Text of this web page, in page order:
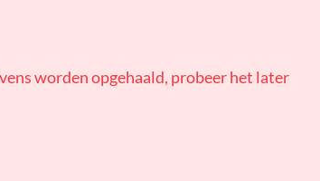
worden opgehaald, probeer het later